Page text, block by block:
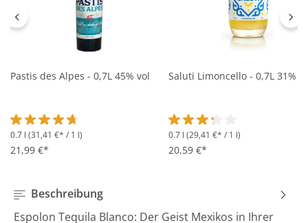
Pastis des Alpes - 0,7L 45% vol
Durchschnittliche Bewertung von 4.6 von 5 Sternen
0.7 l (31,41 €* / 1 l)
21,99 €*
Saluti Limoncello - 0,7L 31%
Durchschnittliche
0.7 l (29,41 €* / 1 l)
20,59 €*
Beschreibung
Espolon Tequila Blanco: Der Geist Mexikos in Ihrer